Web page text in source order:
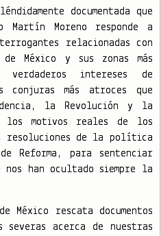
documentada que
Moreno responde a
relacionadas con
México y sus zonas más
intereses de
más atroces que
la Revolución y la
los motivos reales de los
resoluciones de la política
Reforma, para sentenciar
han ocultado siempre la
rescata documentos
acerca de nuestras